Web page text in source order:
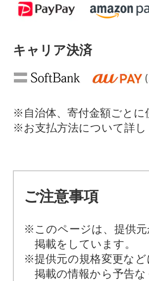
キャリア決済
※自治体、寄付金額ごと
※お支払方法について詳し
ご注意事項
※このページは、提供
掲載をしています。
※提供元の規格変更な
掲載の情報から予告